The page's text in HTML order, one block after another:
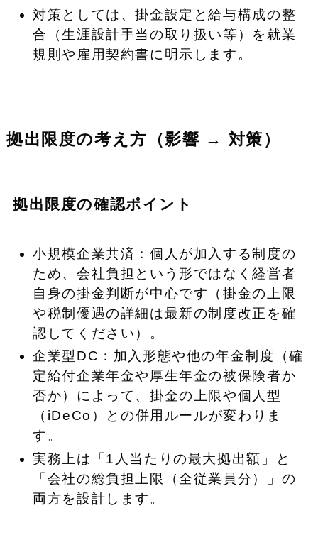
対策としては、掛金設定と給与構成の整
合（生涯設計手当の取り扱い等）を就業
規則や雇用契約書に明示します。
拠出限度の考え方（影響 → 対策）
拠出限度の確認ポイント
小規模企業共済：個人が加入する制度の
ため、会社負担という形ではなく経営者
自身の掛金判断が中心です（掛金の上限
や税制優遇の詳細は最新の制度改正を確
認してください）。
企業型DC：加入形態や他の年金制度（確
定給付企業年金や厚生年金の被保険者か
否か）によって、掛金の上限や個人型
（iDeCo）との併用ルールが変わりま
す。
実務上は「1人当たりの最大拠出額」と
「会社の総負担上限（全従業員分）」の
両方を設計します。